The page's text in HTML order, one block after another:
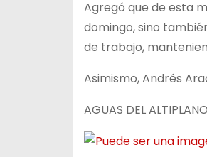
Agregó que de esta
domingo, sino
de trabajo,
Asimismo, Andrés
AGUAS DEL ALTIPLANO